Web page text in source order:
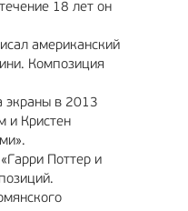
18 лет он
американский
Композиция
экраны в 2013
и Кристен
Поттер и